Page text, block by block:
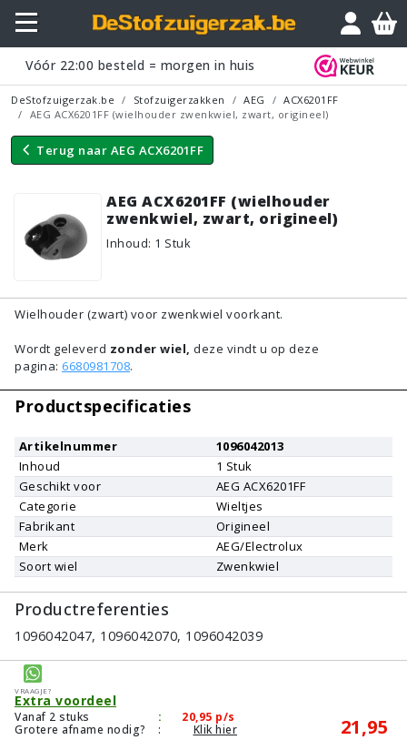
Vóór 22:00 besteld = morgen in huis
DeStofzuigerzak.be Stofzuigerzakken AEG
ACX6201FF
AEG ACX6201FF (wielhouder zwenkwiel, zwart, origineel)
Terug naar AEG ACX6201FF
AEG ACX6201FF (wielhouder
zwenkwiel, zwart, origineel)
Inhoud: 1 Stuk
Vraagje?
Wielhouder (zwart) voor zwenkwiel voorkant.
Wordt geleverd zonder wiel, deze vindt u op deze
pagina: 6680981708.
Productspecificaties
Artikelnummer
1096042013
Inhoud
1 Stuk
Geschikt voor
AEG ACX6201FF
Categorie
Wieltjes
Fabrikant
Origineel
Merk
AEG/Electrolux
Soort wiel
Zwenkwiel
Productreferenties
1096042047, 1096042070, 1096042039
Vraagje?
Extra voordeel
Vanaf 2 stuks : 20,95 p/s
Grotere afname nodig?
: Klik hier 21,95